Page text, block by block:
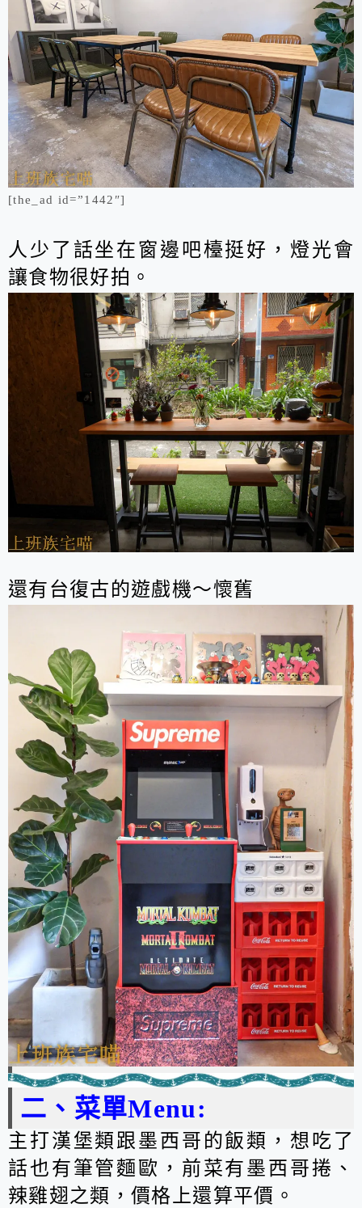
[the_ad id=”1442″]
人少了話坐在窗邊吧檯挺好，燈光會
讓食物很好拍。
還有台復古的遊戲機～懷舊
二、菜單Menu:
主打漢堡類跟墨西哥的飯類，想吃了
話也有筆管麵歐，前菜有墨西哥捲、
辣雞翅之類，價格上還算平價。